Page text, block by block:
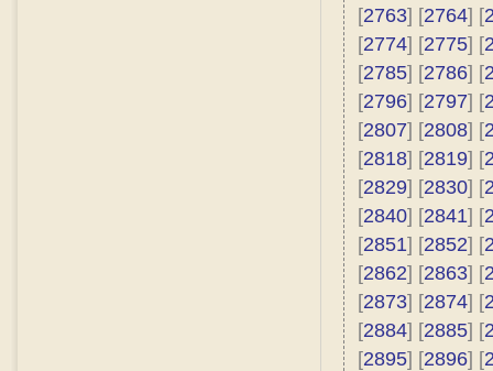
[2763] [2764] [
[2774] [2775] [
[2785] [2786] [
[2796] [2797] [
[2807] [2808] [
[2818] [2819] [
[2829] [2830] [
[2840] [2841] [
[2851] [2852] [
[2862] [2863] [
[2873] [2874] [
[2884] [2885] [
[2895] [2896] [